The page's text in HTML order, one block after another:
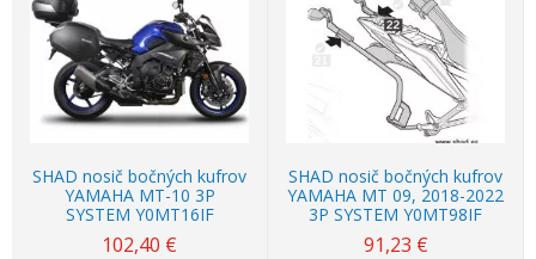
SHAD nosič bočných kufrov
YAMAHA MT-10 3P
SYSTEM Y0MT16IF
102,40 €
SHAD nosič bočných kufrov
YAMAHA MT 09, 2018-2022
3P SYSTEM Y0MT98IF
91,23 €